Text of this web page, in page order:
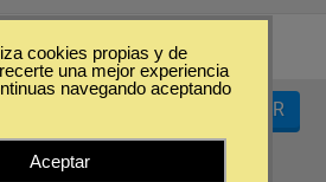
FILTRAR
cookies propias y de
una mejor experiencia
navegando aceptando
Aceptar